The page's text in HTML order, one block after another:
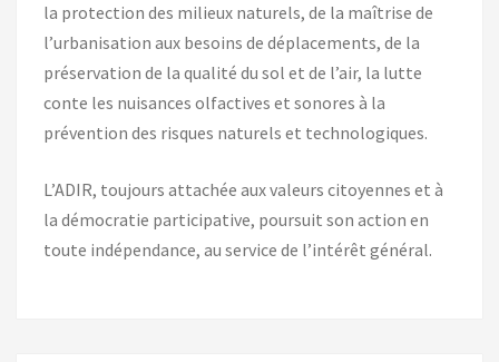
la protection des milieux naturels, de la maîtrise de
l’urbanisation aux besoins de déplacements, de la
préservation de la qualité du sol et de l’air, la lutte
conte les nuisances olfactives et sonores à la
prévention des risques naturels et technologiques.
L’ADIR, toujours attachée aux valeurs citoyennes et à
la démocratie participative, poursuit son action en
toute indépendance, au service de l’intérêt général.